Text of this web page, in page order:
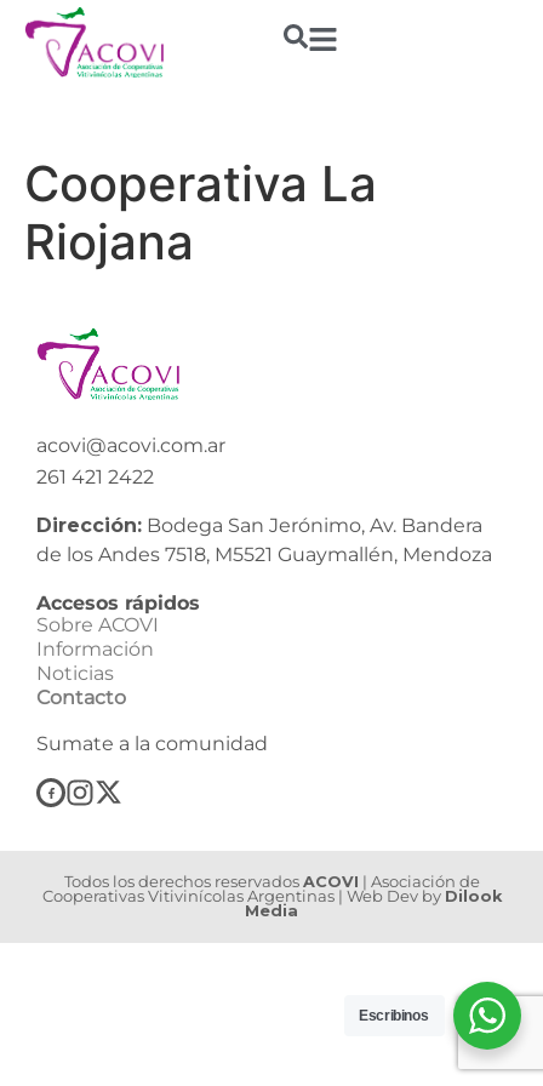
Cooperativa La
Riojana
acovi@acovi.com.ar
261 421 2422
Dirección: Bodega San Jerónimo, Av. Bandera
de los Andes 7518, M5521 Guaymallén, Mendoza
Accesos rápidos
Sobre ACOVI
Información
Noticias
Contacto
Sumate a la comunidad
Todos los derechos reservados ACOVI | Asociación de
Cooperativas Vitivinícolas Argentinas | Web Dev by Dilook
Media
Escribinos